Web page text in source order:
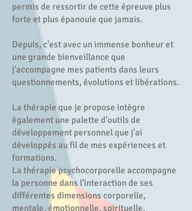
permis de ressortir de cette épreuve plus
forte et plus épanouie que jamais.
Depuis, c'est avec un immense bonheur et
une grande bienveillance que
j'accompagne mes patients dans leurs
questionnements, évolutions et libérations.
La thérapie que je propose intègre
également une palette d'outils de
développement personnel que j'ai
développés au fil de mes expériences et
formations.
La thérapie psychocorporelle accompagne
la personne dans l’interaction de ses
différentes dimensions corporelle,
mentale, émotionnelle, spirituelle,